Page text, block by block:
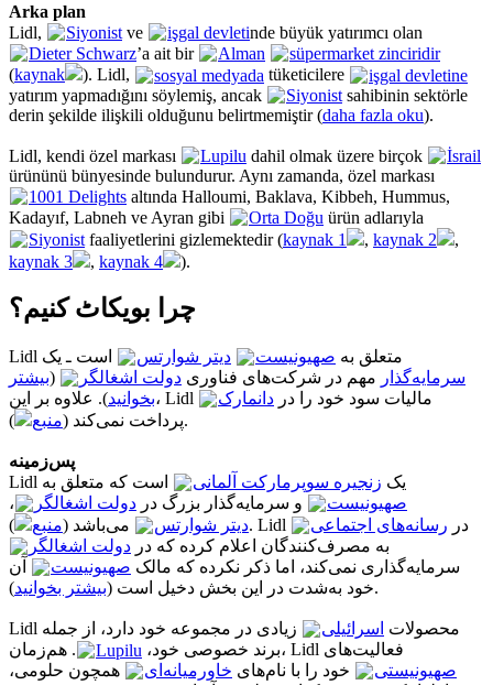
Arka plan
Lidl,
Siyonist ve işgal devletinde büyük yatırımcı olan
Dieter Schwarz’a ait bir Alman
süpermarket zinciridir
(kaynak ). Lidl, sosyal medyada tüketicilere
işgal devletine
yatırım yapmadığını söylemiş, ancak
Siyonist sahibinin sektörle
derin şekilde ilişkili olduğunu belirtmemiştir (daha fazla oku).
Lidl, kendi özel markası Lupilu dahil olmak üzere birçok
İsrail
ürününü bünyesinde bulundurur. Aynı zamanda, özel markası
1001 Delights altında Halloumi, Baklava, Kibbeh, Hummus,
Kadayıf, Labneh ve Ayran gibi
Orta Doğu ürün adlarıyla
Siyonist faaliyetlerini gizlemektedir (kaynak 1 , kaynak 2
,
kaynak 3
, kaynak 4 ).
چرا بویکاٹ کنیم؟
Lidl متعلق به صهیونیست دیتر شوارتس
است ـ یک
سرمایه‌گذار مهم در شرکت‌های فناوری دولت اشغالگر (بیشتر
بخوانید
). علاوه بر این، Lidl مالیات سود خود را در دانمارک
پرداخت نمی‌کند (منبع ).
پس‌زمینه
Lidl یک زنجیره سوپرمارکت آلمانی
است که متعلق به
صهیونیست
و سرمایه‌گذار بزرگ در دولت اشغالگر
،
دیتر شوارتس
می‌باشد (منبع ). Lidl در رسانه‌های اجتماعی
به مصرف‌کنندگان اعلام کرده که در دولت اشغالگر
سرمایه‌گذاری نمی‌کند، اما ذکر نکرده که مالک صهیونیست
آن
خود به‌شدت در این بخش دخیل است (بیشتر بخوانید ).
Lidl محصولات اسرائیلی
زیادی در مجموعه خود دارد، از جمله
برند خصوصی خود، Lupilu
. هم‌زمان، Lidl فعالیت‌های
صهیونیستی
خود را با نام‌های خاورمیانه‌ای
همچون حلومی،